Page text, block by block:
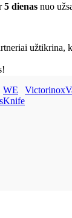
5 dienas nuo
užtikrina,
WE
Knife
Victorinox